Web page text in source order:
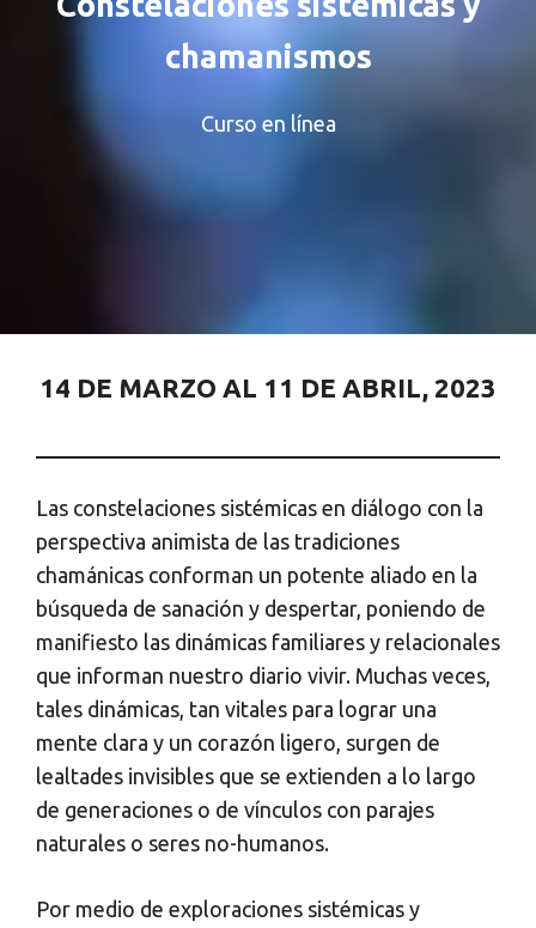
chamanismos
Curso en línea
14 DE MARZO AL 11 DE ABRIL, 2023
Las constelaciones sistémicas en diálogo con la
perspectiva animista de las tradiciones
chamánicas conforman un potente aliado en la
búsqueda de sanación y despertar, poniendo de
manifiesto las dinámicas familiares y relacionales
que informan nuestro diario vivir. Muchas veces,
tales dinámicas, tan vitales para lograr una
mente clara y un corazón ligero, surgen de
lealtades invisibles que se extienden a lo largo
de generaciones o de vínculos con parajes
naturales o seres no-humanos.
Por medio de exploraciones sistémicas y